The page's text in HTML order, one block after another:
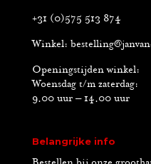
+31 (0)575 513 874
Winkel:
Openingstijden winkel:
Woensdag t/m zaterdag:
9.00 uur – 14.00 uur
Belangrijke info